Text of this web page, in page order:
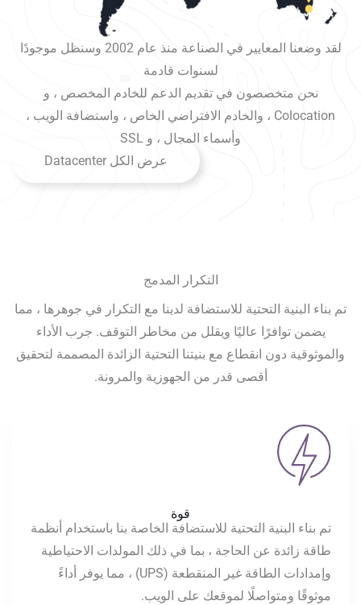
لقد وضعنا المعايير في الصناعة منذ عام 2002 وسنظل موجودًا
لسنوات قادمة
نحن متخصصون في تقديم الدعم للخادم المخصص ، و
Colocation ، والخادم الافتراضي الخاص ، واستضافة الويب ،
وأسماء المجال ، و SSL
عرض الكل Datacenter
التكرار المدمج
تم بناء البنية التحتية للاستضافة لدينا مع التكرار في جوهرها ، مما
يضمن توافرًا عاليًا ويقلل من مخاطر التوقف. جرب الأداء
والموثوقية دون انقطاع مع بنيتنا التحتية الزائدة المصممة لتحقيق
أقصى قدر من الجهوزية والمرونة.
قوة
تم بناء البنية التحتية للاستضافة الخاصة بنا باستخدام أنظمة
طاقة زائدة عن الحاجة ، بما في ذلك المولدات الاحتياطية
وإمدادات الطاقة غير المنقطعة (UPS) ، مما يوفر أداءً
موثوقًا ومتواصلًا لموقعك على الويب.